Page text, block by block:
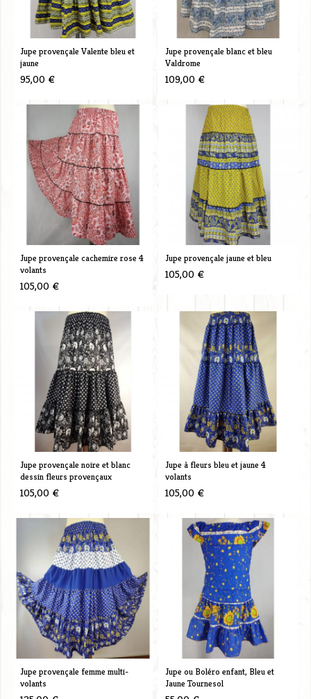
Jupe provençale Valente bleu et
jaune
95,00 €
Jupe provençale blanc et bleu
Valdrome
109,00 €
Jupe provençale cachemire rose 4
volants
105,00 €
Jupe provençale jaune et bleu
105,00 €
Jupe provençale noire et blanc
dessin fleurs provençaux
105,00 €
Jupe à fleurs bleu et jaune 4
volants
105,00 €
Jupe provençale femme multi-
volants
Jupe ou Boléro enfant, Bleu et
Jaune Tournesol